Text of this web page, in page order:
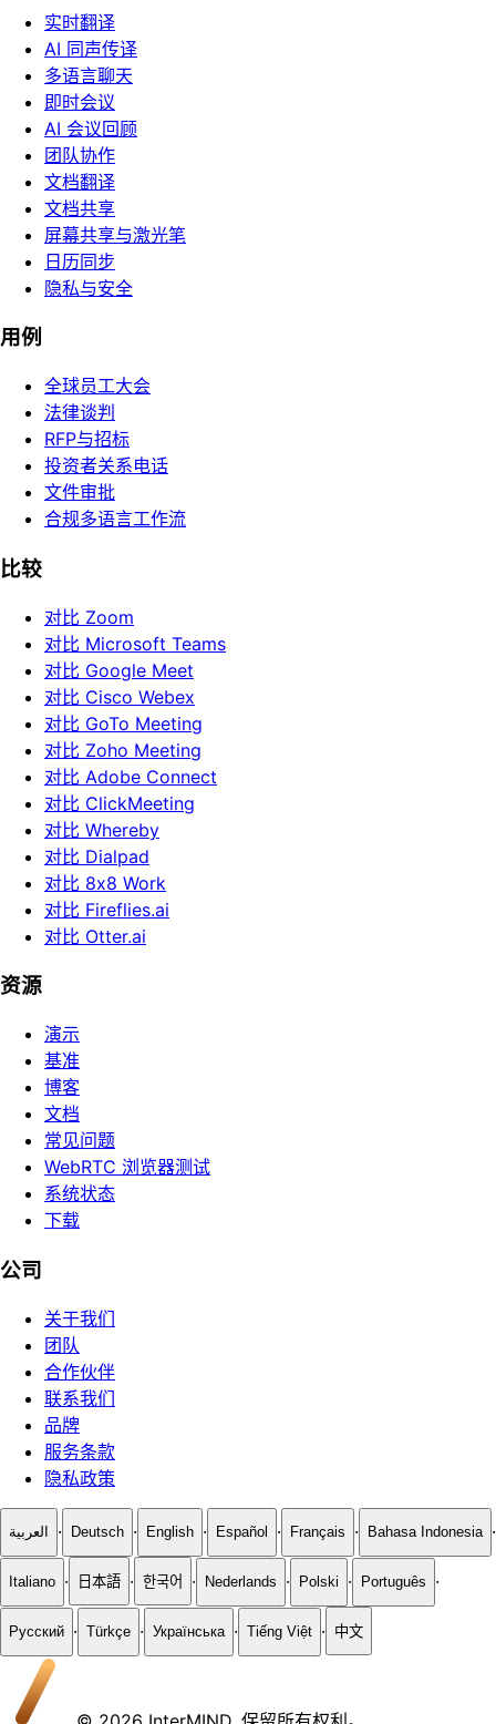
实时翻译
AI 同声传译
多语言聊天
即时会议
AI 会议回顾
团队协作
文档翻译
文档共享
屏幕共享与激光笔
日历同步
隐私与安全
用例
全球员工大会
法律谈判
RFP与招标
投资者关系电话
文件审批
合规多语言工作流
比较
对比 Zoom
对比 Microsoft Teams
对比 Google Meet
对比 Cisco Webex
对比 GoTo Meeting
对比 Zoho Meeting
对比 Adobe Connect
对比 ClickMeeting
对比 Whereby
对比 Dialpad
对比 8x8 Work
对比 Fireflies.ai
对比 Otter.ai
资源
演示
基准
博客
文档
常见问题
WebRTC 浏览器测试
系统状态
下载
公司
关于我们
团队
合作伙伴
联系我们
品牌
服务条款
隐私政策
العربية · Deutsch · English · Español · Français · Bahasa Indonesia ·
Italiano · 日本語 · 한국어 · Nederlands · Polski · Português ·
Русский · Türkçe · Українська · Tiếng Việt · 中文